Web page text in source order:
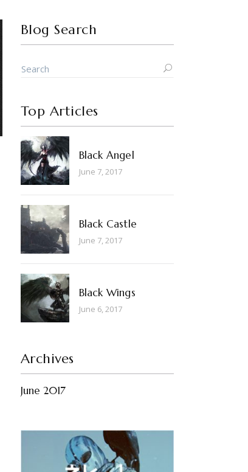
Blog Search
Top Articles
Black Angel
June 7, 2017
Black Castle
June 7, 2017
Black Wings
June 6, 2017
Archives
June 2017